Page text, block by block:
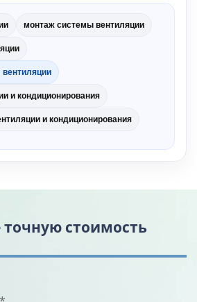
монтаж системы вентиляции
вентиляции
и кондиционирования
и кондиционирования
точную стоимость